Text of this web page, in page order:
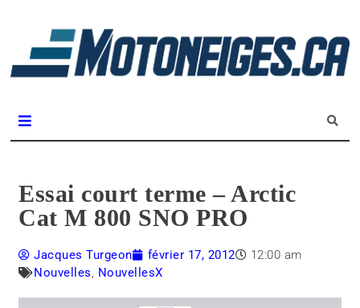
Essai court terme – Arctic
Cat M 800 SNO PRO
Jacques Turgeon février 17, 2012
12:00 am
Nouvelles, NouvellesX